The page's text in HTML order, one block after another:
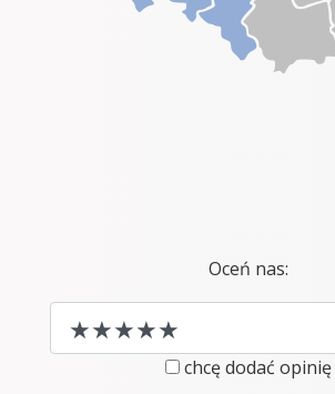
Oceń nas:
chcę dodać opinię